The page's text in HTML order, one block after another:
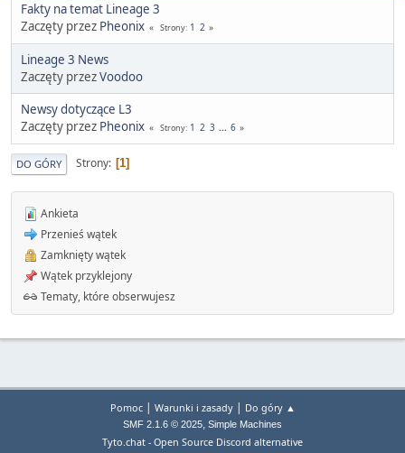
Fakty na temat Lineage 3
Zaczęty przez Pheonix Strony 1 2
Lineage 3 News
Zaczęty przezVoodoo
Newsy dotyczące L3
Zaczęty przez Pheonix Strony 1 2 3 ... 6
DO GÓRY Strony 1
Ankieta
Przenieś wątek
Zamknięty wątek
Wątek przyklejony
Tematy, które obserwujesz
Pomoc| Warunki i zasady| Do góry ▲
SMF 2.1.6 © 2025, Simple Machines
Tyto.chat - Open Source Discord alternative